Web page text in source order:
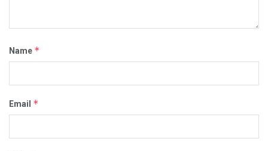
Name *
Email *